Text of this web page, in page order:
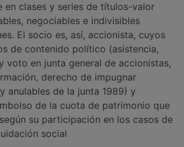
en clases y series de títulos-valor
negociables e indivisibles
El socio es, así, accionista, cuyos
de contenido político (asistencia,
voto en junta general de accionistas,
derecho de impugnar
anulables de la junta 1989) y
de la cuota de patrimonio que
su participación en los casos de
social